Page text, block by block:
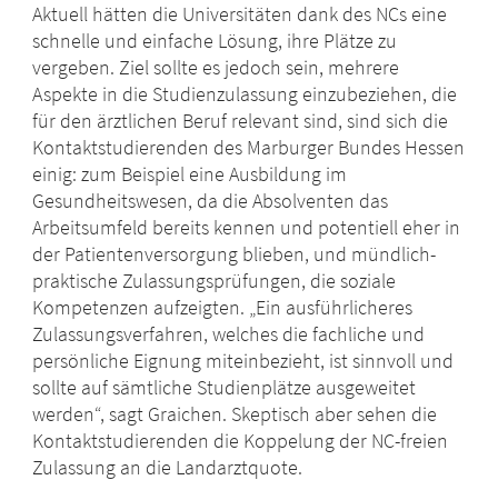
Aktuell hätten die Universitäten dank des NCs eine
schnelle und einfache Lösung, ihre Plätze zu
vergeben. Ziel sollte es jedoch sein, mehrere
Aspekte in die Studienzulassung einzubeziehen, die
für den ärztlichen Beruf relevant sind, sind sich die
Kontaktstudierenden des Marburger Bundes Hessen
einig: zum Beispiel eine Ausbildung im
Gesundheitswesen, da die Absolventen das
Arbeitsumfeld bereits kennen und potentiell eher in
der Patientenversorgung blieben, und mündlich-
praktische Zulassungsprüfungen, die soziale
Kompetenzen aufzeigten. „Ein ausführlicheres
Zulassungsverfahren, welches die fachliche und
persönliche Eignung miteinbezieht, ist sinnvoll und
sollte auf sämtliche Studienplätze ausgeweitet
werden“, sagt Graichen. Skeptisch aber sehen die
Kontaktstudierenden die Koppelung der NC-freien
Zulassung an die Landarztquote.